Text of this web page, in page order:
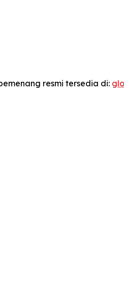
resmi tersedia di: